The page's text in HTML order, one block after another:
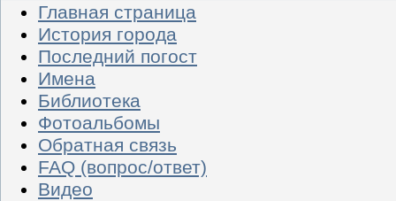
Главная страница
История города
Последний погост
Имена
Библиотека
Фотоальбомы
Обратная связь
FAQ (вопрос/ответ)
Видео